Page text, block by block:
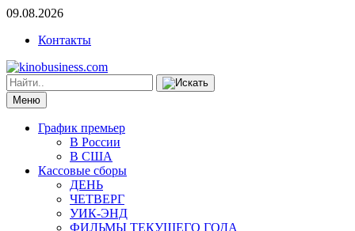
09.08.2026
Контакты
Меню
График премьер
В России
В США
Кассовые сборы
ДЕНЬ
ЧЕТВЕРГ
УИК-ЭНД
ФИЛЬМЫ ТЕКУЩЕГО ГОДА